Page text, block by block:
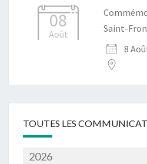
08
Août
Saint-
8
TOUTES LES
2026